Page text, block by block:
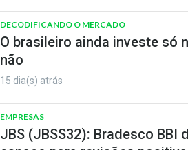
DECODIFICANDO O MERCADO
O brasileiro ainda investe só
não
15 dia(s) atrás
EMPRESAS
JBS (JBSS32): Bradesco BBI